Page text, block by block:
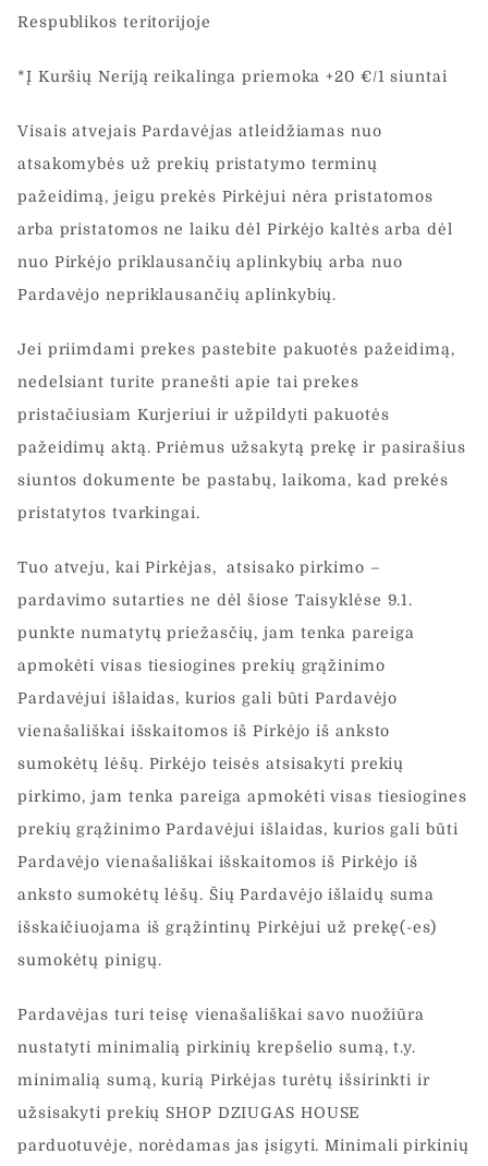
Respublikos teritorijoje
*Į Kuršių Neriją reikalinga priemoka +20 €/1 siuntai
Visais atvejais Pardavėjas atleidžiamas nuo
atsakomybės už prekių pristatymo terminų
pažeidimą, jeigu prekės Pirkėjui nėra pristatomos
arba pristatomos ne laiku dėl Pirkėjo kaltės arba dėl
nuo Pirkėjo priklausančių aplinkybių arba nuo
Pardavėjo nepriklausančių aplinkybių.
Jei priimdami prekes pastebite pakuotės pažeidimą,
nedelsiant turite pranešti apie tai prekes
pristačiusiam Kurjeriui ir užpildyti pakuotės
pažeidimų aktą. Priėmus užsakytą prekę ir pasirašius
siuntos dokumente be pastabų, laikoma, kad prekės
pristatytos tvarkingai.
Tuo atveju, kai Pirkėjas, atsisako pirkimo –
pardavimo sutarties ne dėl šiose Taisyklėse 9.1.
punkte numatytų priežasčių, jam tenka pareiga
apmokėti visas tiesiogines prekių grąžinimo
Pardavėjui išlaidas, kurios gali būti Pardavėjo
vienašališkai išskaitomos iš Pirkėjo iš anksto
sumokėtų lėšų. Pirkėjo teisės atsisakyti prekių
pirkimo, jam tenka pareiga apmokėti visas tiesiogines
prekių grąžinimo Pardavėjui išlaidas, kurios gali būti
Pardavėjo vienašališkai išskaitomos iš Pirkėjo iš
anksto sumokėtų lėšų. Šių Pardavėjo išlaidų suma
išskaičiuojama iš grąžintinų Pirkėjui už prekę(-es)
sumokėtų pinigų.
Pardavėjas turi teisę vienašališkai savo nuožiūra
nustatyti minimalią pirkinių krepšelio sumą, t.y.
minimalią sumą, kurią Pirkėjas turėtų išsirinkti ir
užsisakyti prekių SHOP DZIUGAS HOUSE
parduotuvėje, norėdamas jas įsigyti. Minimali pirkinių